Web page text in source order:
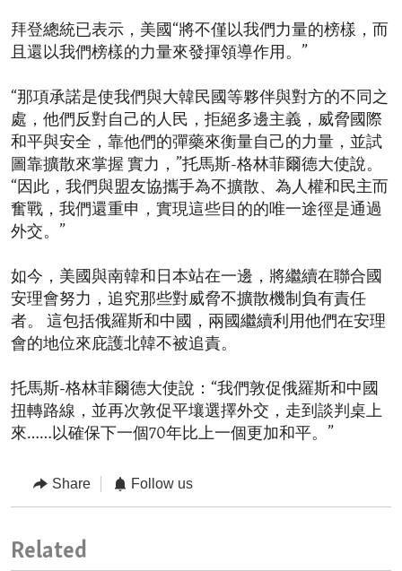
拜登總統已表示，美國“將不僅以我們力量的榜樣，而
且還以我們榜樣的力量來發揮領導作用。”
“那項承諾是使我們與大韓民國等夥伴與對方的不同之
處，他們反對自己的人民，拒絕多邊主義，威脅國際
和平與安全，靠他們的彈藥來衡量自己的力量，並試
圖靠擴散來掌握 實力，”托馬斯-格林菲爾德大使說。
“因此，我們與盟友協攜手為不擴散、為人權和民主而
奮戰，我們還重申，實現這些目的的唯一途徑是通過
外交。”
如今，美國與南韓和日本站在一邊，將繼續在聯合國
安理會努力，追究那些對威脅不擴散機制負有責任
者。 這包括俄羅斯和中國，兩國繼續利用他們在安理
會的地位來庇護北韓不被追責。
托馬斯-格林菲爾德大使說：“我們敦促俄羅斯和中國
扭轉路線，並再次敦促平壤選擇外交，走到談判桌上
來……以確保下一個70年比上一個更加和平。”
Share Follow us
Related